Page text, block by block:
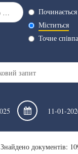
Починається
Міститься
Точне
Знайдено документів: